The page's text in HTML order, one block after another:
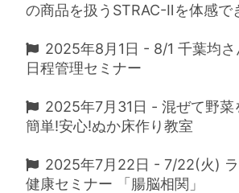
の商品を扱うSTRAC-Ⅱを体感で
2025年8月1日 - 8/1 千葉均
日程管理セミナー
2025年7月31日 - 混ぜて野菜
簡単!安心!ぬか床作り教室
2025年7月22日 - 7/22(火)
健康セミナー 「腸脳相関」